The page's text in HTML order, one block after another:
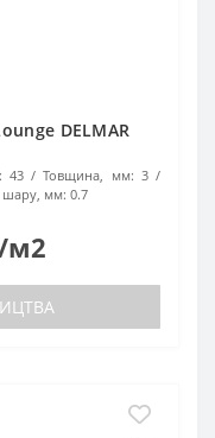
DELMAR
43 Товщина, мм: 3
шару, мм: 0.7
м2